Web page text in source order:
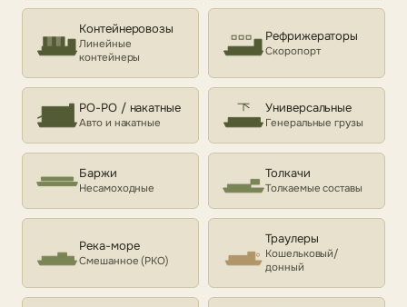
Контейнеровозы
Линейные
контейнеры
Рефрижераторы
Скоропорт
РО-РО / накатные
Авто и накатные
Универсальные
Генеральные грузы
Баржи
Несамоходные
Толкачи
Толкаемые составы
Река-море
Смешанное (РКО)
Траулеры
Кошельковый/
донный